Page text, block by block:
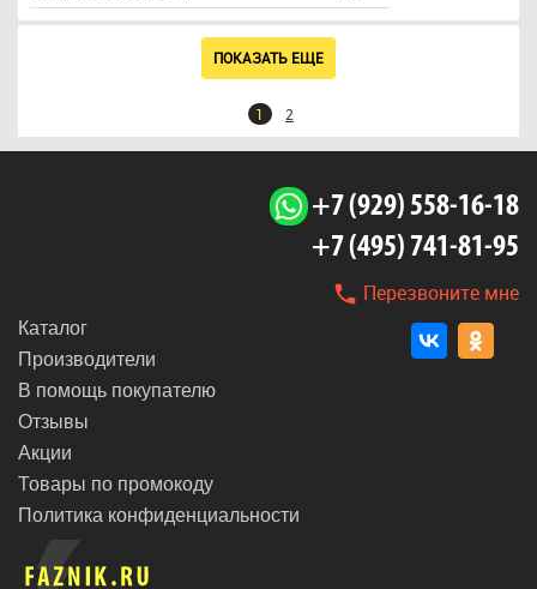
ПОКАЗАТЬ ЕЩЕ
1 2
+7 (929) 558-16-18
+7 (495) 741-81-95
Перезвоните мне
Каталог
Производители
В помощь покупателю
Отзывы
Акции
Товары по промокоду
Политика конфиденциальности